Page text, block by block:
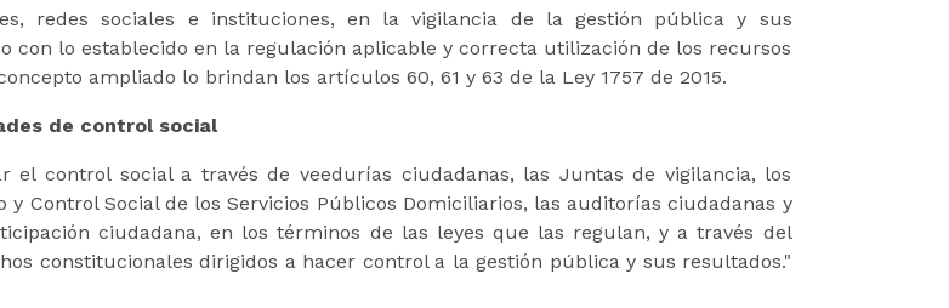
redes sociales e instituciones, en la vigilancia de la gestión pública y sus
con lo establecido en la regulación aplicable y correcta utilización de los recursos
ampliado lo brindan los artículos 60, 61 y 63 de la Ley 1757 de 2015.
de control social
el control social a través de veedurías ciudadanas, las Juntas de vigilancia, los
y Control Social de los Servicios Públicos Domiciliarios, las auditorías ciudadanas y
ciudadana, en los términos de las leyes que las regulan, y a través del
constitucionales dirigidos a hacer control a la gestión pública y sus resultados."